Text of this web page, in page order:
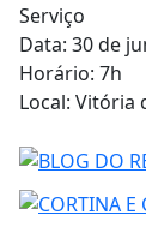
Serviço
Data: 30 de
Horário: 7h
Local: Vitória